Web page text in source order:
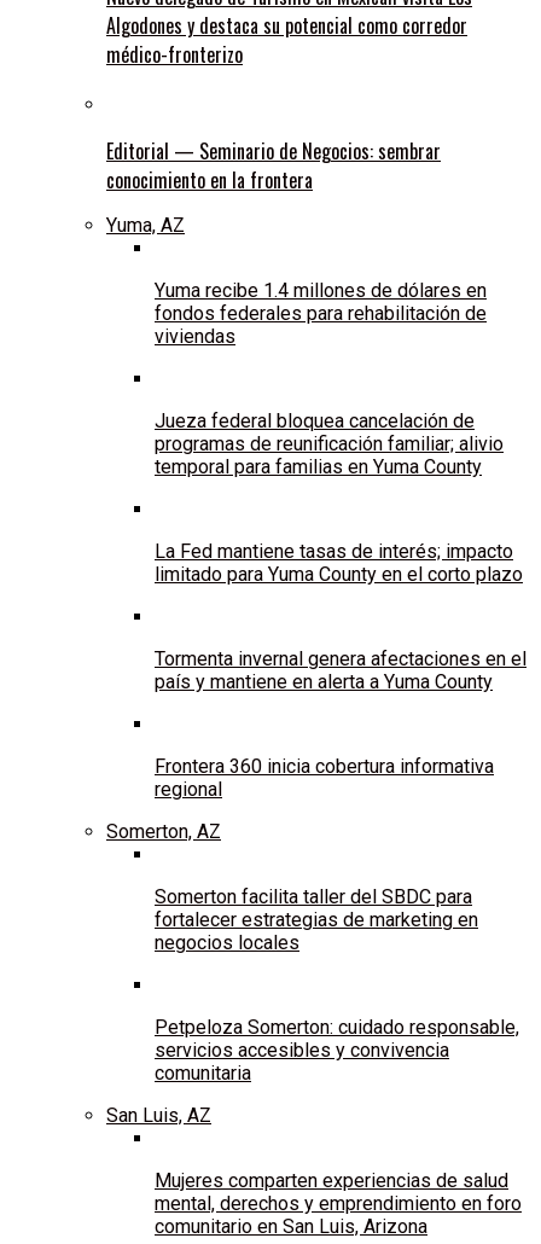
Algodones y destaca su potencial como corredor
médico-fronterizo
Editorial — Seminario de Negocios: sembrar
conocimiento en la frontera
Yuma, AZ
Yuma recibe 1.4 millones de dólares en
fondos federales para rehabilitación de
viviendas
Jueza federal bloquea cancelación de
programas de reunificación familiar; alivio
temporal para familias en Yuma County
La Fed mantiene tasas de interés; impacto
limitado para Yuma County en el corto plazo
Tormenta invernal genera afectaciones en el
país y mantiene en alerta a Yuma County
Frontera 360 inicia cobertura informativa
regional
Somerton, AZ
Somerton facilita taller del SBDC para
fortalecer estrategias de marketing en
negocios locales
Petpeloza Somerton: cuidado responsable,
servicios accesibles y convivencia
comunitaria
San Luis, AZ
Mujeres comparten experiencias de salud
mental, derechos y emprendimiento en foro
comunitario en San Luis, Arizona